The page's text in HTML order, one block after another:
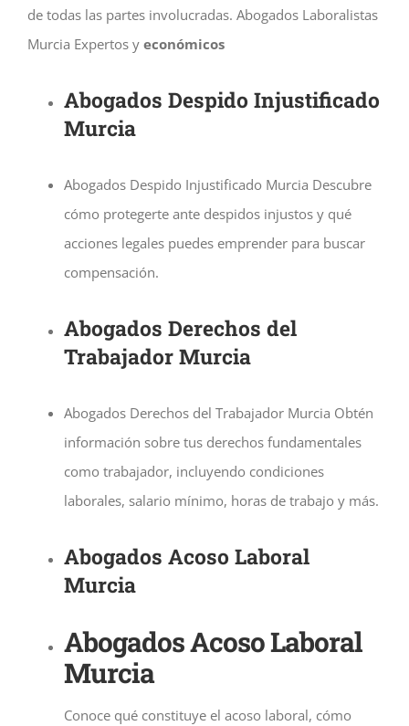
de todas las partes involucradas. Abogados Laboralistas
Murcia Expertos y económicos
Abogados Despido Injustificado
Murcia
Abogados Despido Injustificado Murcia Descubre
cómo protegerte ante despidos injustos y qué
acciones legales puedes emprender para buscar
compensación.
Abogados Derechos del
Trabajador Murcia
Abogados Derechos del Trabajador Murcia Obtén
información sobre tus derechos fundamentales
como trabajador, incluyendo condiciones
laborales, salario mínimo, horas de trabajo y más.
Abogados Acoso Laboral
Murcia
Abogados Acoso Laboral
Murcia
Conoce qué constituye el acoso laboral, cómo